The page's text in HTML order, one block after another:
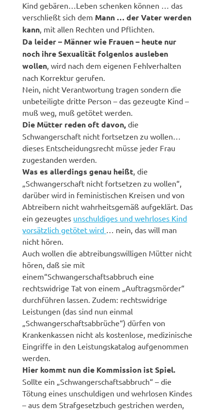
Kind gebären…Leben schenken können … das
verschließt sich dem Mann … der Vater werden
kann, mit allen Rechten und Pflichten.
Da leider – Männer wie Frauen – heute nur
noch ihre Sexualität folgenlos ausleben
wollen, wird nach dem eigenen Fehlverhalten
nach Korrektur gerufen.
Nein, nicht Verantwortung tragen sondern die
unbeteiligte dritte Person – das gezeugte Kind –
muß weg, muß getötet werden.
Die Mütter reden oft davon, die
Schwangerschaft nicht fortsetzen zu wollen…
dieses Entscheidungsrecht müsse jeder Frau
zugestanden werden.
Was es allerdings genau heißt, die
„Schwangerschaft nicht fortsetzen zu wollen“,
darüber wird in feministischen Kreisen und von
Abtreibern nicht wahrheitsgemäß aufgeklärt. Das
ein gezeugtes unschuldiges und wehrloses Kind
vorsätzlich getötet wird … nein, das will man
nicht hören.
Auch wollen die abtreibungswilligen Mütter nicht
hören, daß sie mit
einem“Schwangerschaftsabbruch eine
rechtswidrige Tat von einem „Auftragsmörder“
durchführen lassen. Zudem: rechtswidrige
Leistungen (das sind nun einmal
„Schwangerschaftsabbrüche“) dürfen von
Krankenkassen nicht als kostenlose, medizinische
Eingriffe in den Leistungskatalog aufgenommen
werden.
Hier kommt nun die Kommission ist Spiel.
Sollte ein „Schwangerschaftsabbruch“ – die
Tötung eines unschuldigen und wehrlosen Kindes
– aus dem Strafgesetzbuch gestrichen werden,